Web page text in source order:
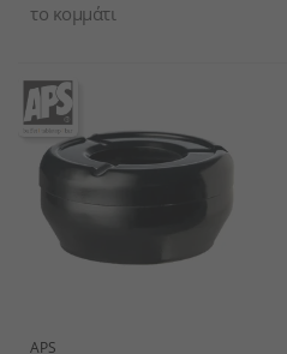
το κομμάτι
APS